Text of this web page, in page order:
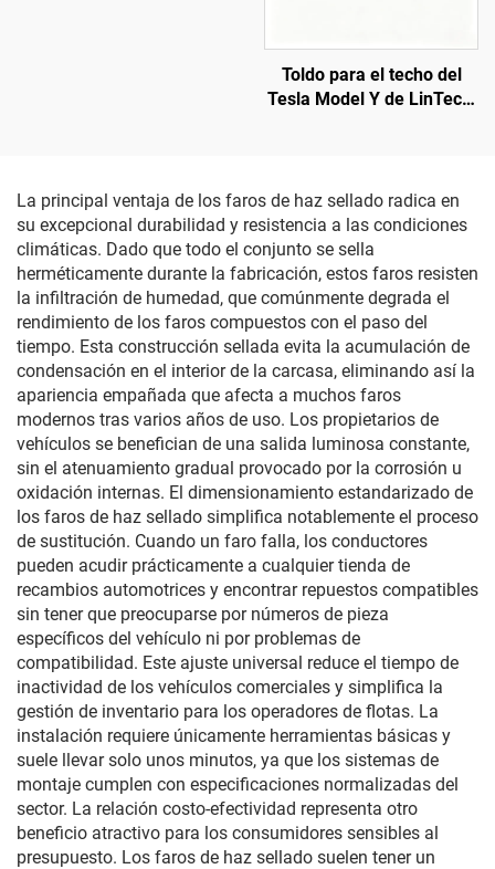
Toldo para el techo del
Tesla Model Y de LinTech,
La principal ventaja de los faros de haz sellado radica en
su excepcional durabilidad y resistencia a las condiciones
climáticas. Dado que todo el conjunto se sella
herméticamente durante la fabricación, estos faros resisten
la infiltración de humedad, que comúnmente degrada el
rendimiento de los faros compuestos con el paso del
tiempo. Esta construcción sellada evita la acumulación de
condensación en el interior de la carcasa, eliminando así la
apariencia empañada que afecta a muchos faros
modernos tras varios años de uso. Los propietarios de
vehículos se benefician de una salida luminosa constante,
sin el atenuamiento gradual provocado por la corrosión u
oxidación internas. El dimensionamiento estandarizado de
los faros de haz sellado simplifica notablemente el proceso
de sustitución. Cuando un faro falla, los conductores
pueden acudir prácticamente a cualquier tienda de
recambios automotrices y encontrar repuestos compatibles
sin tener que preocuparse por números de pieza
específicos del vehículo ni por problemas de
compatibilidad. Este ajuste universal reduce el tiempo de
inactividad de los vehículos comerciales y simplifica la
gestión de inventario para los operadores de flotas. La
instalación requiere únicamente herramientas básicas y
suele llevar solo unos minutos, ya que los sistemas de
montaje cumplen con especificaciones normalizadas del
sector. La relación costo-efectividad representa otro
beneficio atractivo para los consumidores sensibles al
presupuesto. Los faros de haz sellado suelen tener un